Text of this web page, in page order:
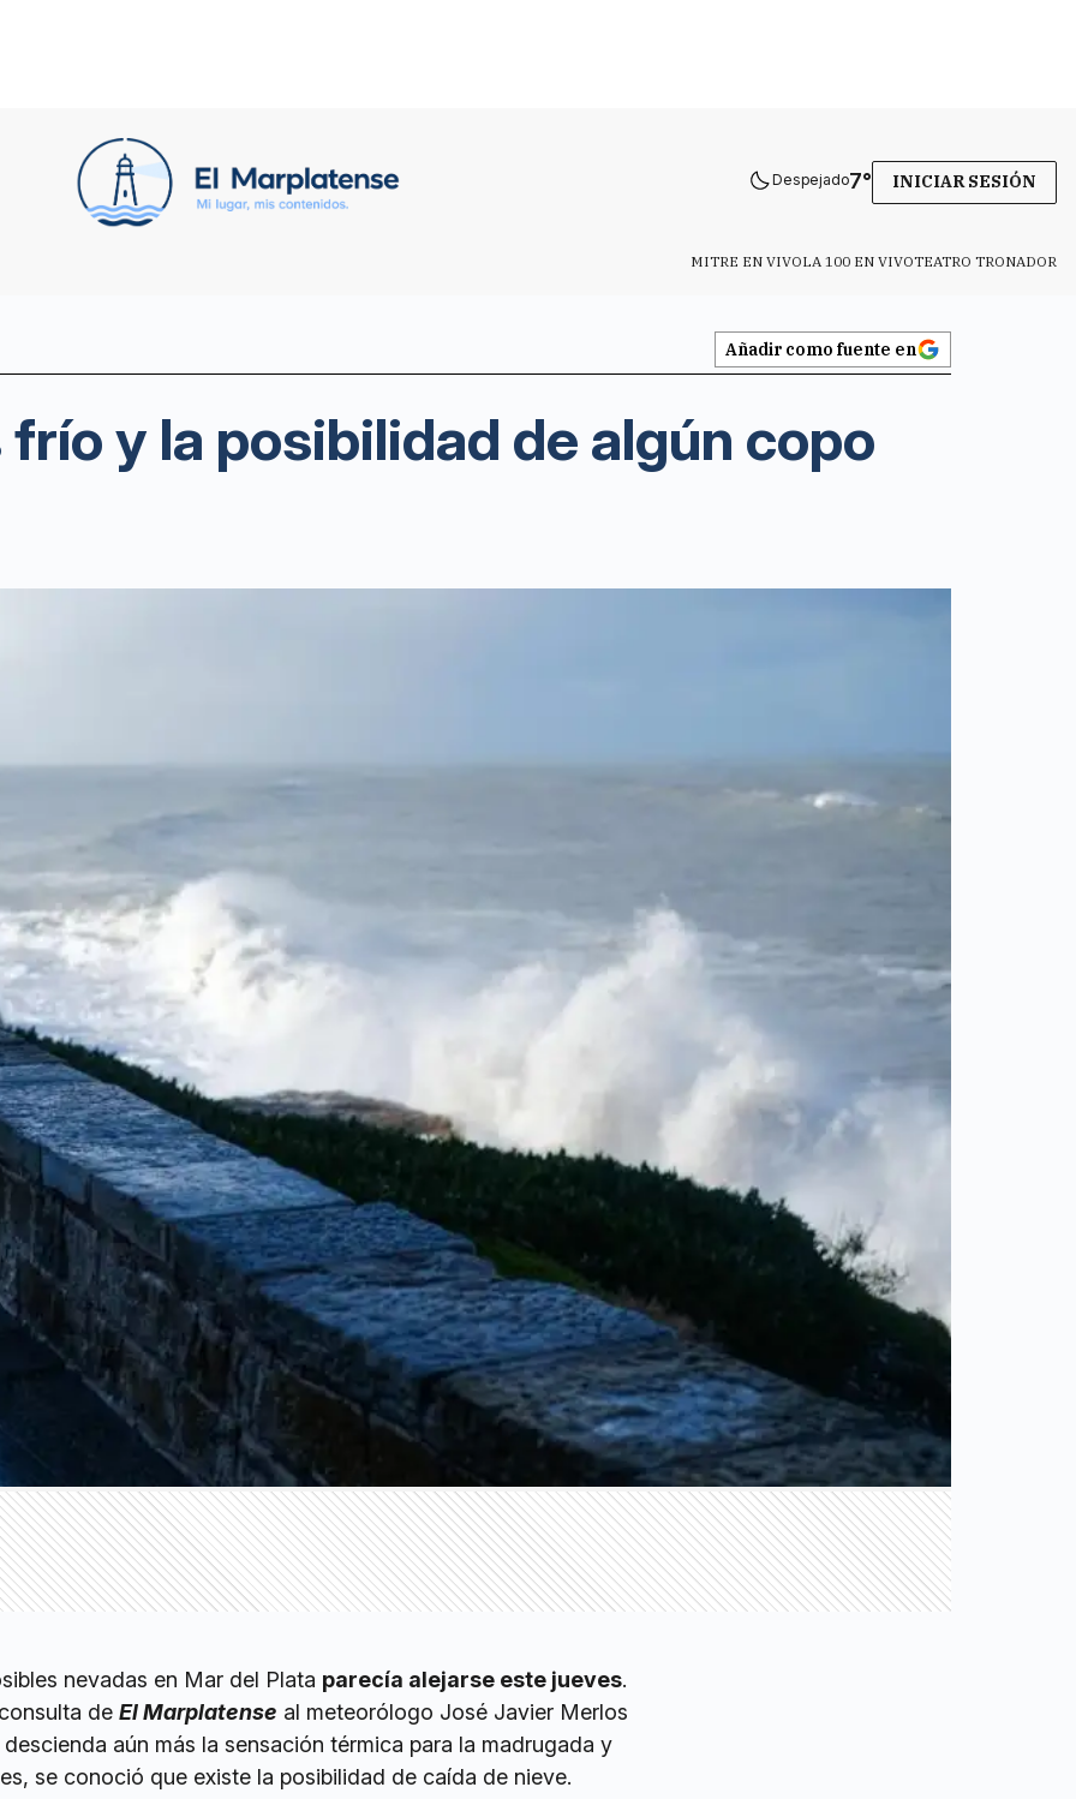
Despejado7° INICIAR SESIÓN
MITRE EN VIVOLA 100 EN VIVOTEATRO TRONADOR
Añadir como fuente en
y la posibilidad de algún copo
nevadas en Mar del Plata parecía alejarse este jueves.
de El Marplatense al meteorólogo José Javier Merlos
aún más la sensación térmica para la madrugada y
se conoció que existe la posibilidad de caída de nieve.